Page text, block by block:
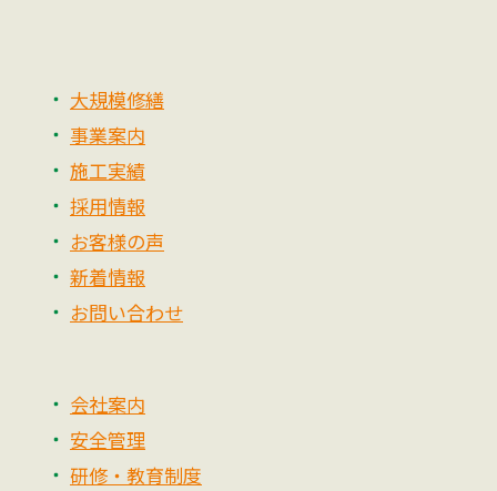
大規模修繕
事業案内
施工実績
採用情報
お客様の声
新着情報
お問い合わせ
会社案内
安全管理
研修・教育制度